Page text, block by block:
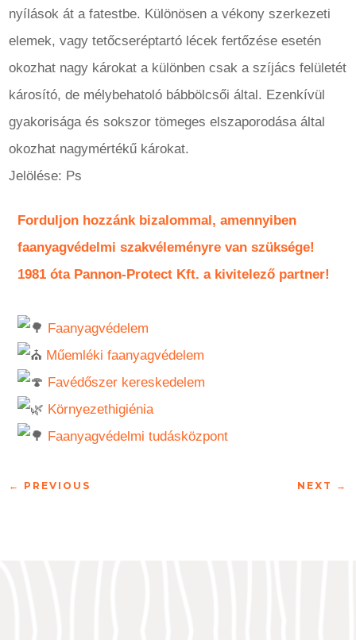
nyílások át a fatestbe. Különösen a vékony szerkezeti
elemek, vagy tetőcseréptartó lécek fertőzése esetén
okozhat nagy károkat a különben csak a szíjács felületét
károsító, de mélybehatoló bábbölcsői által. Ezenkívül
gyakorisága és sokszor tömeges elszaporodása által
okozhat nagymértékű károkat.
Jelölése: Ps
Forduljon hozzánk bizalommal, amennyiben
faanyagvédelmi szakvéleményre van szüksége!
1981 óta Pannon-Protect Kft. a kivitelező partner!
Faanyagvédelem
Műemléki faanyagvédelem
Favédőszer kereskedelem
Környezethigiénia
Faanyagvédelmi tudásközpont
← PREVIOUS NEXT →